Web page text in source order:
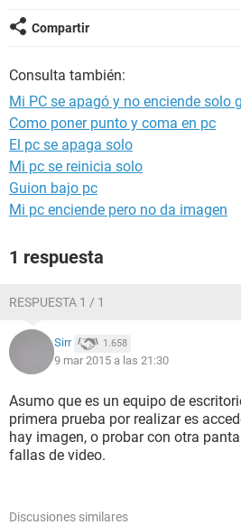
Compartir
Consulta también:
Mi PC se apagó y no enciende solo
Como poner punto y coma en pc
El pc se apaga solo
Mi pc se reinicia solo
Guion bajo pc
Mi pc enciende pero no da imagen
1 respuesta
RESPUESTA 1 / 1
Sirr 1.658
9 mar 2015 a las 21:30
Asumo que es un equipo de
primera prueba por realizar es
hay imagen, o probar con otra
fallas de video.
Discusiones similares